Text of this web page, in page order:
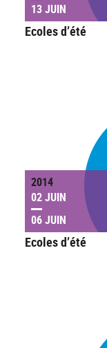
13 JUIN
Ecoles d’été
2014
02 JUIN
06 JUIN
Ecoles d’été